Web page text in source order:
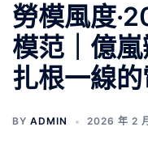
勞模風度
模范｜億嵐
扎根一線
BY ADMIN 2026 年 2